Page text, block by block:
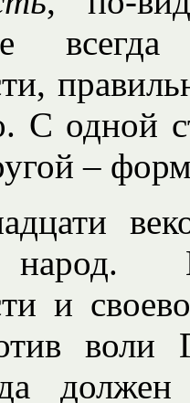
С одной
–
народ.
и
воли